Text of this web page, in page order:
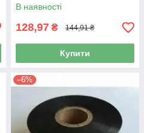
В наявності
128,97 ₴ 144,91 ₴
Купити
–6%